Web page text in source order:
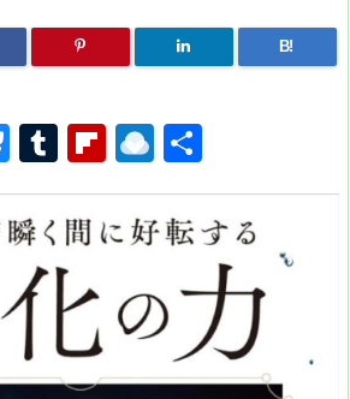
B!
Bl
u
e
s
k
y
T
u
m
bl
r
Fl
ip
b
o
ar
d
R
ai
n
dr
o
p.
io
有